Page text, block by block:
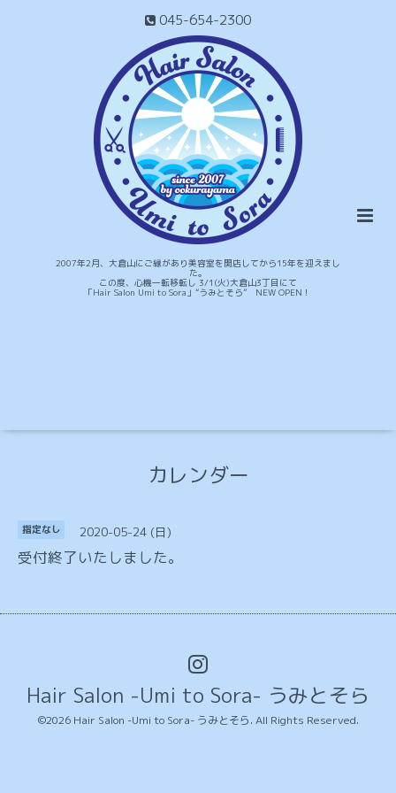
045-654-2300
2007年2月、大倉山にご縁があり美容室を開店してから15年を迎えまし
た。
この度、心機一転移転し 3/1(火)大倉山3丁目にて
「Hair Salon Umi to Sora」“うみとそら” NEW OPEN！
カレンダー
指定なし 2020-05-24 (日)
受付終了いたしました。
Hair Salon -Umi to Sora- うみとそら
©2026 Hair Salon -Umi to Sora- うみとそら. All Rights Reserved.